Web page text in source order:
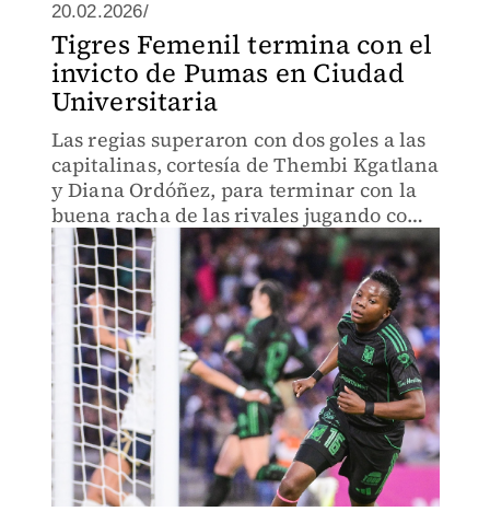
20.02.2026/
Tigres Femenil termina con el
invicto de Pumas en Ciudad
Universitaria
Las regias superaron con dos goles a las
capitalinas, cortesía de Thembi Kgatlana
y Diana Ordóñez, para terminar con la
buena racha de las rivales jugando como
local